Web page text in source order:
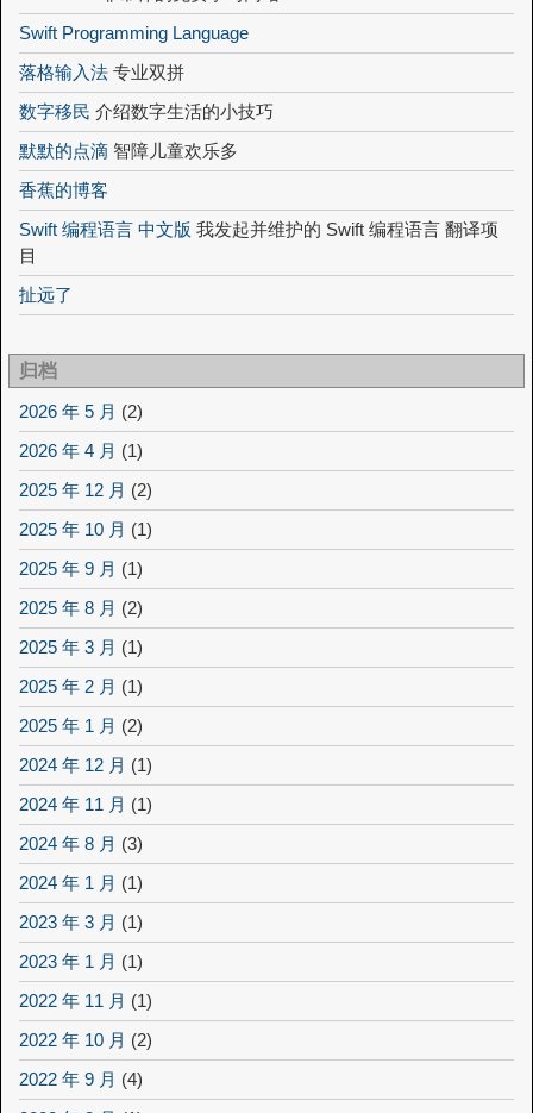
Swift Programming Language
落格输入法 专业双拼
数字移民 介绍数字生活的小技巧
默默的点滴 智障儿童欢乐多
香蕉的博客
Swift 编程语言 中文版 我发起并维护的 Swift 编程语言 翻译项
目
扯远了
归档
2026 年 5 月 (2)
2026 年 4 月 (1)
2025 年 12 月 (2)
2025 年 10 月 (1)
2025 年 9 月 (1)
2025 年 8 月 (2)
2025 年 3 月 (1)
2025 年 2 月 (1)
2025 年 1 月 (2)
2024 年 12 月 (1)
2024 年 11 月 (1)
2024 年 8 月 (3)
2024 年 1 月 (1)
2023 年 3 月 (1)
2023 年 1 月 (1)
2022 年 11 月 (1)
2022 年 10 月 (2)
2022 年 9 月 (4)